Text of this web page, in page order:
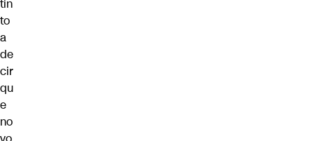
tin
to
a
de
cir
qu
e
no